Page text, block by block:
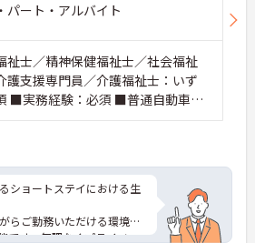
パート・アルバイト
士／精神保健福祉士／社会福祉
護支援専門員／介護福祉士：いず
■実務経験：必須 ■普通自動車運
必須
ショートステイにおける生
らご勤務いただける環境で
です。無理なくプライベー